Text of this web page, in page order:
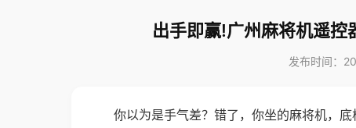
出手即赢!广州麻将机遥
发布时间：
你以为是手气差？错了，你坐的麻将机，